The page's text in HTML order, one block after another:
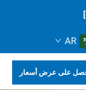
AR
على عرض أسعار